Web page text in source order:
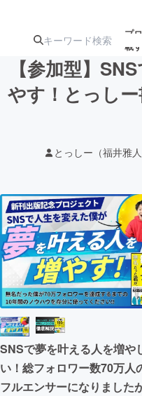
プ
載
注目の新
テクノロジー・
映像・映画
ビジネス・起業
まちづくり・地
CAMPFIRE for
【参加型】
やす！とっし
とっしー（福井雅人
SNSで夢を叶える人を増や
い！総フォロワー数70万人
フルエンサーになりました